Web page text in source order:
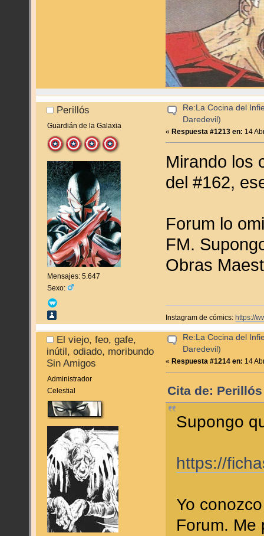
Perillós
Guardián de la Galaxia
Mensajes: 5.647
Sexo:
Re:La Cocina del
Daredevil)
« Respuesta #1213 en: 14
Mirando los
del #162,
Forum lo
FM.
Obras
Instagram de cómics:https://
El viejo, feo, gafe,
inútil, odiado, moribundo
Sin Amigos
Administrador
Celestial
Re:La Cocina del
Daredevil)
«Respuesta #1214 en: 14
Cita de:
Supongo
https://
Yo
Forum. Me